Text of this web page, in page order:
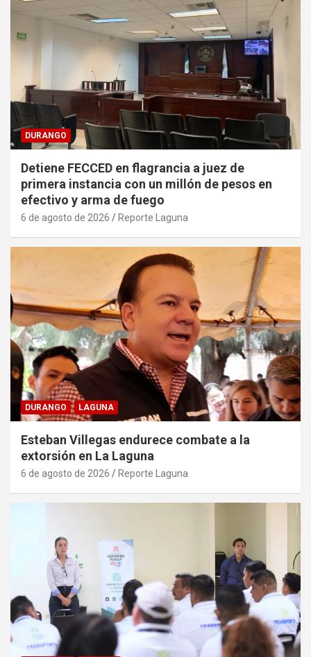
DURANGO
Detiene FECCED en flagrancia a juez de
primera instancia con un millón de pesos en
efectivo y arma de fuego
6 de agosto de 2026 Reporte Laguna
DURANGO LAGUNA
Esteban Villegas endurece combate a la
extorsión en La Laguna
6 de agosto de 2026 Reporte Laguna